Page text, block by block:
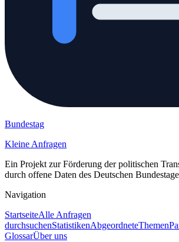
Bundestag
Kleine Anfragen
Ein Projekt zur Förderung der politischen
durch offene Daten des Deutschen
Navigation
StartseiteAlle Anfragen
durchsuchenStatistikenAbgeordneteThemen
GlossarÜber uns